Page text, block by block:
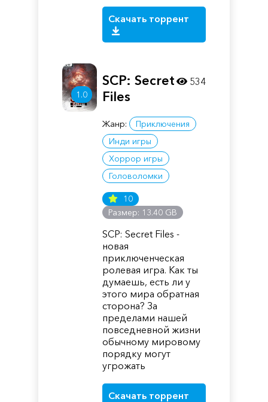
Скачать торрент
1.0
SCP: Secret
Files
Жанр:
Приключения
Инди игры
Хоррор игры
Головоломки
10
Размер: 13.40 GB
SCP: Secret Files -
новая
приключенческая
ролевая игра. Как ты
думаешь, есть ли у
этого мира обратная
сторона? За
пределами нашей
повседневной жизни
обычному мировому
порядку могут
угрожать
Скачать торрент
534